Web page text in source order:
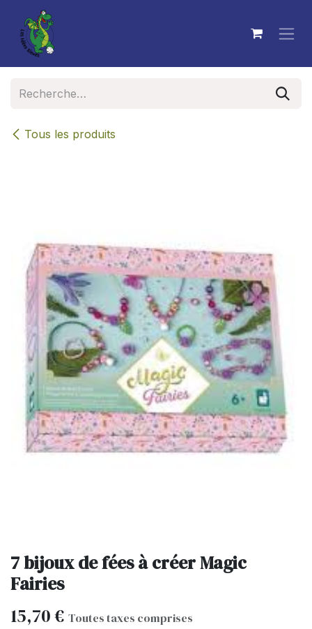
Se rendre au contenu
Tous les produits
7 bijoux de fées à créer Magic
Fairies
15,70€ Toutes taxes comprises